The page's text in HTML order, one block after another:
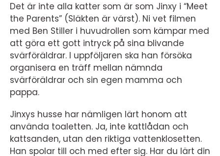
Det är inte alla katter som är som Jinxy i “Meet
the Parents” (Släkten är värst). Ni vet filmen
med Ben Stiller i huvudrollen som kämpar med
att göra ett gott intryck på sina blivande
svärföräldrar. I uppföljaren ska han försöka
organisera en träff mellan nämnda
svärföräldrar och sin egen mamma och
pappa.
Jinxys husse har nämligen lärt honom att
använda toaletten. Ja, inte kattlådan och
kattsanden, utan den riktiga vattenklosetten.
Han spolar till och med efter sig. Har du lärt din